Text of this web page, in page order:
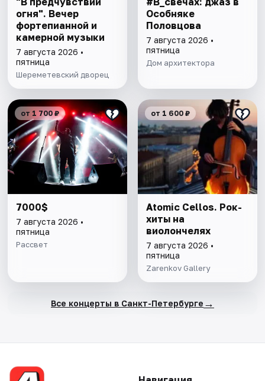
огня". Вечер
фортепианной и
камерной музыки
7 августа 2026 •
пятница
Шереметевский дворец
Особняке
Половцова
7 августа 2026 •
пятница
Дом архитектора
от 1 700 ₽
7000$
7 августа 2026 •
пятница
Рассвет
от 1 600 ₽
Atomic Cellos. Рок-
хиты на
виолончелях
7 августа 2026 •
пятница
Zarenkov Gallery
Все концерты в Санкт-Петербурге →